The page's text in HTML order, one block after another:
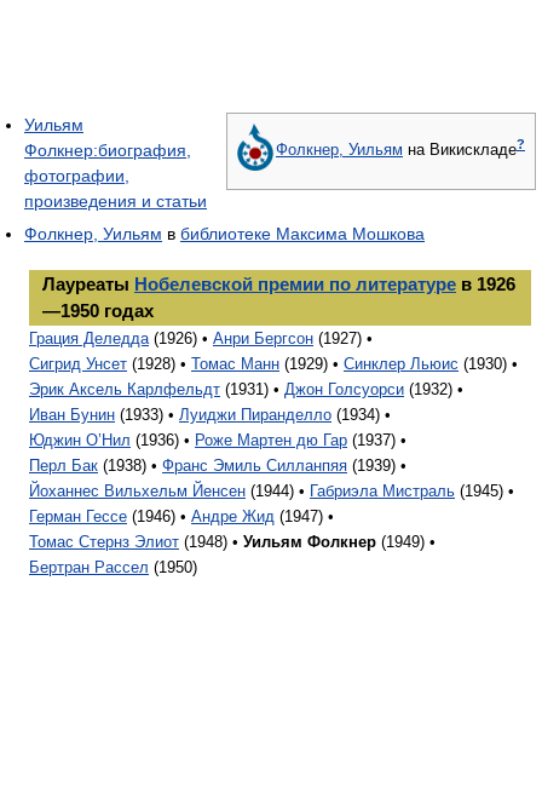
Фолкнер, Уильям на Викискладе?
Уильям
Фолкнер:биография,
фотографии,
произведения и статьи
Фолкнер, Уильям в библиотеке Максима Мошкова
Лауреаты Нобелевской премии по литературе в 1926
—1950 годах
Грация Деледда(1926) • Анри Бергсон (1927) •
Сигрид Унсет (1928) • Томас Манн (1929) • Синклер Льюис (1930) •
Эрик Аксель Карлфельдт (1931) • Джон Голсуорси (1932) •
Иван Бунин (1933) • Луиджи Пиранделло (1934) •
Юджин О’Нил (1936) • Роже Мартен дю Гар (1937) •
Перл Бак (1938) • Франс Эмиль Силланпяя (1939) •
Йоханнес Вильхельм Йенсен (1944) • Габриэла Мистраль (1945) •
Герман Гессе (1946) • Андре Жид (1947) •
Томас Стернз Элиот (1948) • Уильям Фолкнер (1949) •
Бертран Рассел (1950)